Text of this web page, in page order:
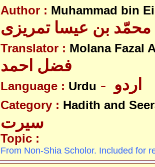
Author : Muhammad bin
Translator : Molana Fazal
فضل احمد
Language : Urdu
Category : Hadith and
سیرت
Topic :
From Non-Shia Scholor. Included for